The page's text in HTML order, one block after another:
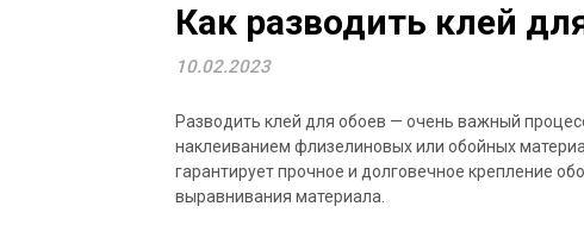
Как разводить клей
10.02.2023
Разводить клей для обоев — очень важный
наклеиванием флизелиновых или обойных
гарантирует прочное и долговечное крепление
выравнивания материала.